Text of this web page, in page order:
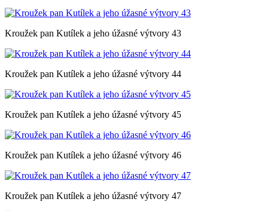
Kroužek pan Kutílek a jeho úžasné výtvory 43
Kroužek pan Kutílek a jeho úžasné výtvory 44
Kroužek pan Kutílek a jeho úžasné výtvory 45
Kroužek pan Kutílek a jeho úžasné výtvory 46
Kroužek pan Kutílek a jeho úžasné výtvory 47